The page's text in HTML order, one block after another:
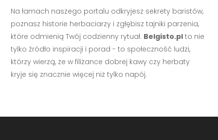
Na łamach naszego portalu odkryjesz sekrety baristów,
poznasz historie herbaciarzy i zgłębisz tajniki parzenia,
które odmienią Twój codzienny rytuał. Belgisto.pl to nie
tylko źródło inspiracji i porad - to społeczność ludzi,
którzy wierzą, że w filiżance dobrej kawy czy herbaty
kryje się znacznie więcej niż tylko napój.